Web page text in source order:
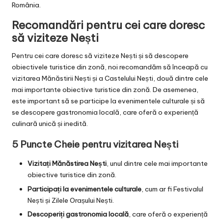
România.
Recomandări pentru cei care doresc
să viziteze Nești
Pentru cei care doresc să viziteze Nești și să descopere
obiectivele turistice din zonă, noi recomandăm să înceapă cu
vizitarea Mănăstirii Nești și a Castelului Nești, două dintre cele
mai importante obiective turistice din zonă. De asemenea,
este important să se participe la evenimentele culturale și să
se descopere gastronomia locală, care oferă o experiență
culinară unică și inedită.
5 Puncte Cheie pentru vizitarea Nești
Vizitați Mănăstirea Nești, unul dintre cele mai importante
obiective turistice din zonă.
Participați la evenimentele culturale , cum ar fi Festivalul
Nești și Zilele Orașului Nești.
Descoperiți gastronomia locală, care oferă o experiență